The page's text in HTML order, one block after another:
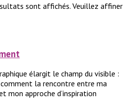
sont affichés. Veuillez affiner
élargit le champ du visible :
la rencontre entre ma
mon approche d’inspiration